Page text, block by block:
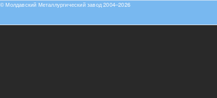
© Молдавский Металлургический завод 2004–2026